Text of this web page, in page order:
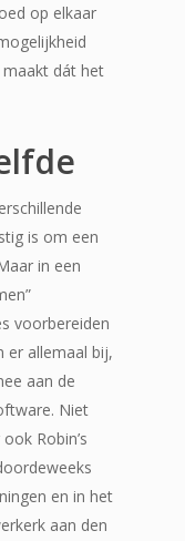
op elkaar
dát het
is om een
in een
voorbereiden
er allemaal bij,
aan de
Niet
Robin’s
en in het
aan den